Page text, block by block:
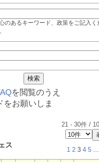
のあるキーワード、政策をご記入く
を閲覧のうえ
をお願いしま
21 - 30件 /
ス
1 2 3 4 5 ...